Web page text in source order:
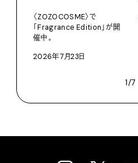
〈ZOZOCOSME〉で
「Fragrance Edition」が開
催中。
2026年7月23日
1/7